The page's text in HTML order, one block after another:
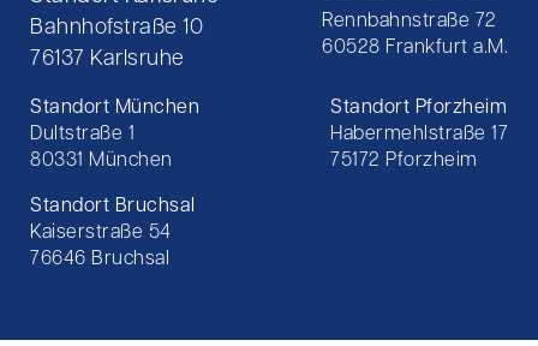
Bahnhofstraße 10
76137 Karlsruhe
Rennbahnstraße 72
60528 Frankfurt a.M.
Standort München
Dultstraße 1
80331 München
Standort Pforzheim
Habermehlstraße 17
75172 Pforzheim
Standort Bruchsal
Kaiserstraße 54
76646 Bruchsal